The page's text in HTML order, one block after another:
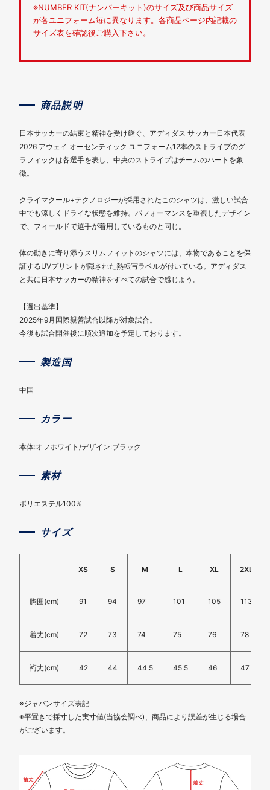
※NUMBER KIT(ナンバーキット)のサイズ及び商品サイズ
が各ユニフォーム毎に異なります。各商品ページ内記載の
サイズ表を確認後ご購入下さい。
商品説明
日本サッカーの結束と精神を受け継ぐ、アディダス サッカー日本代表
2026 アウェイ オーセンティック ユニフォーム12本のストライプのグ
ラフィックは各選手を表し、中央のストライプはチームのハートを象
徴。
クライマクール+テクノロジーが採用されたこのシャツは、激しい試合
中でも涼しくドライな状態を維持。パフォーマンスを重視したデザイン
で、フィールドで選手が着用しているものと同じ。
体の動きに寄り添うスリムフィットのシャツには、本物であることを保
証するUVプリントが隠された熱転写ラベルが付いている。アディダス
と共に日本サッカーの精神をすべての試合で感じよう。
【選出基準】
2025年9月国際親善試合以降が対象試合。
今後も試合開催後に順次追加を予定しております。
製造国
中国
カラー
本体:オフホワイト/デザイン:ブラック
素材
ポリエステル100%
サイズ
XS S M L XL 2XL
胸囲(cm) 91 94 97 101 105 113
着丈(cm) 72 73 74 75 76 78
裄丈(cm) 42 44 44.5 45.5 46 47
※ジャパンサイズ表記
※平置きで採寸した実寸値(当協会調べ)、商品により誤差が生じる場合
がございます。